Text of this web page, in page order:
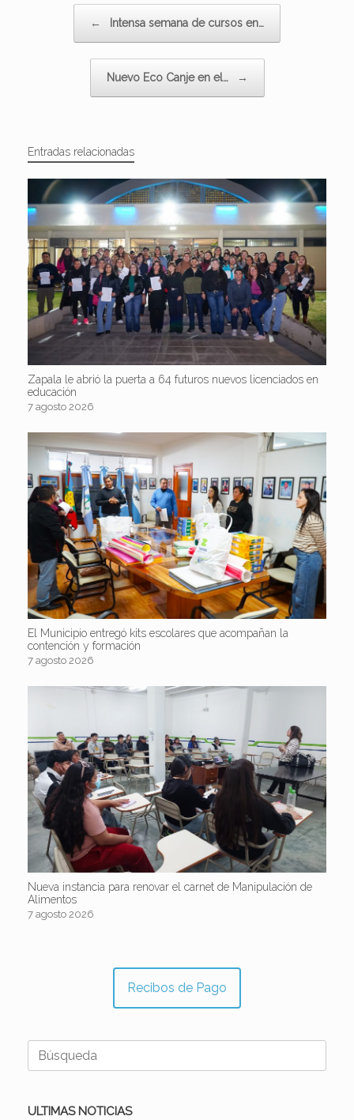
← Intensa semana de cursos en…
Nuevo Eco Canje en el… →
Entradas relacionadas
Zapala le abrió la puerta a 64 futuros nuevos licenciados en
educación
7 agosto 2026
El Municipio entregó kits escolares que acompañan la
contención y formación
7 agosto 2026
Nueva instancia para renovar el carnet de Manipulación de
Alimentos
7 agosto 2026
Recibos de Pago
Buscar:
ULTIMAS NOTICIAS